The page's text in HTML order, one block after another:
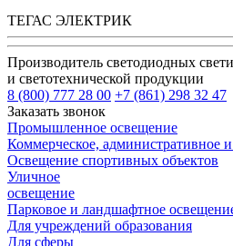
ТЕГАС ЭЛЕКТРИК
Производитель светодиодных
и светотехнической продукции
8 (800) 777 28 00 +7 (861) 298 32 47
Заказать звонок
Промышленное освещение
Коммерческое, административное
Освещение спортивных объектов
Уличное
освещение
Парковое и ландшафтное
Для учреждений образования
Для сферы